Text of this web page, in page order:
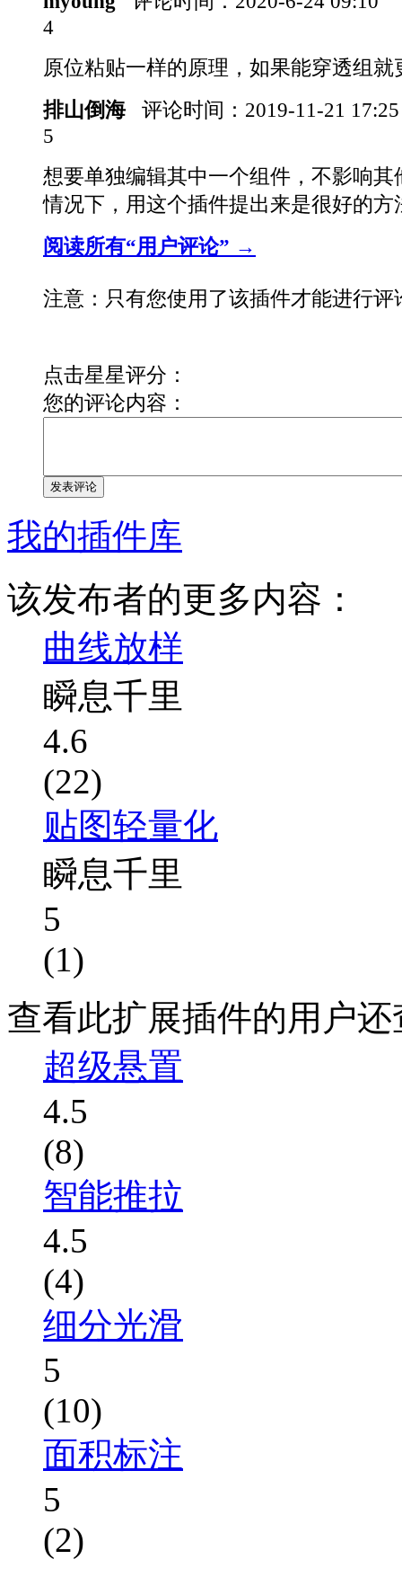
4
原位粘贴一样的原理，如果能穿透组就
排山倒海
评论时间： 2019-11-21
5
想要单独编辑其中一个组件，不影响其
情况下，用这个插件提出来是很好的方
阅读所有“用户评论” →
注意：只有您使用了该插件才能进行评
点击星星评分：
您的评论内容：
发表评论
我的插件库
该发布者的更多内容：
曲线放样
瞬息千里
4.6
(22)
贴图轻量化
瞬息千里
5
(1)
查看此扩展插件的用户
超级悬置
4.5
(8)
智能推拉
4.5
(4)
细分光滑
5
(10)
面积标注
5
(2)